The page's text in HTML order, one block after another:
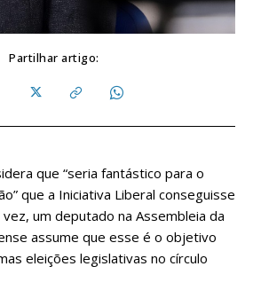
Partilhar artigo:
que “seria fantástico para o
que a Iniciativa Liberal conseguisse
um deputado na Assembleia da
assume que esse é o objetivo
eleições legislativas no círculo